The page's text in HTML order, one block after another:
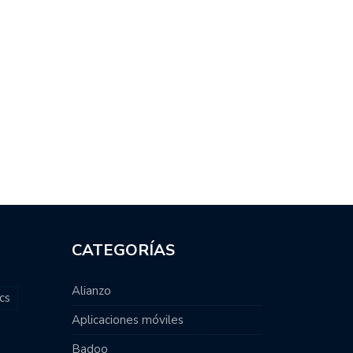
CATEGORÍAS
Alianzo
Aplicaciones móviles
Badoo